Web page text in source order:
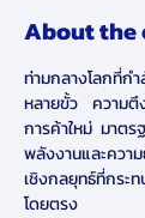
About the
ท่ามกลางโลกที่ก
หลายขั้ว ความตึ
การค้าใหม่ มาตร
พลังงานและคว
เชิงกลยุทธ์ที่กระ
โดยตรง